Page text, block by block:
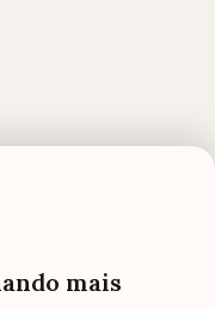
AVÓ FALECIDA
mais